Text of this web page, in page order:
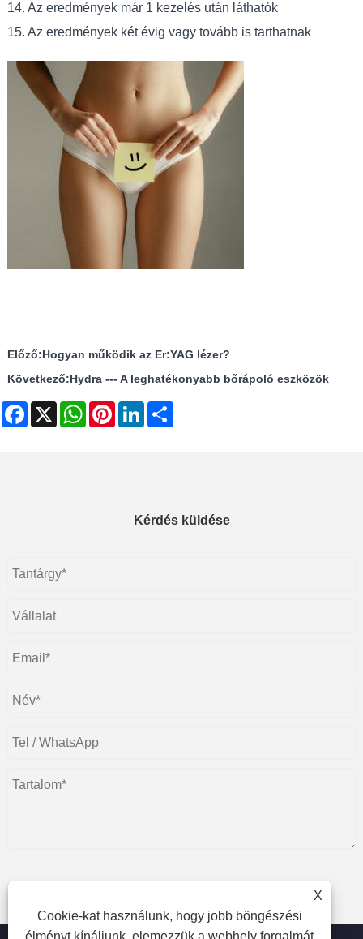
14. Az eredmények már 1 kezelés után láthatók
15. Az eredmények két évig vagy tovább is tarthatnak
Előző:Hogyan működik az Er:YAG lézer?
Következő:Hydra --- A leghatékonyabb bőrápoló eszközök
Facebook
X WhatsAppPinterestLinkedIn
Kérdés küldése
X
Cookie-kat használunk, hogy jobb böngészési
élményt kínáljunk, elemezzük a webhely forgalmát